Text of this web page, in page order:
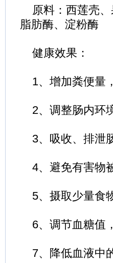
原料：西莲壳、
脂肪酶、淀粉酶
健康效果：
1、增加粪便量
2、调整肠内环
3、吸收、排泄
4、避免有害物
5、摄取少量食
6、调节血糖值
7、降低血液中